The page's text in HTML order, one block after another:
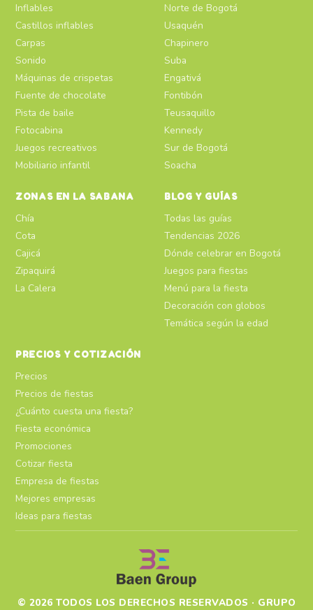
Inflables
Castillos inflables
Carpas
Sonido
Máquinas de crispetas
Fuente de chocolate
Pista de baile
Fotocabina
Juegos recreativos
Mobiliario infantil
Norte de Bogotá
Usaquén
Chapinero
Suba
Engativá
Fontibón
Teusaquillo
Kennedy
Sur de Bogotá
Soacha
ZONAS EN LA SABANA
Chía
Cota
Cajicá
Zipaquirá
La Calera
BLOG Y GUÍAS
Todas las guías
Tendencias 2026
Dónde celebrar en Bogotá
Juegos para fiestas
Menú para la fiesta
Decoración con globos
Temática según la edad
PRECIOS Y COTIZACIÓN
Precios
Precios de fiestas
¿Cuánto cuesta una fiesta?
Fiesta económica
Promociones
Cotizar fiesta
Empresa de fiestas
Mejores empresas
Ideas para fiestas
© 2026 TODOS LOS DERECHOS RESERVADOS · GRUPO